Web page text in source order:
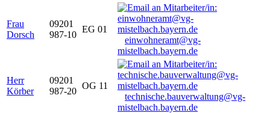
Frau
Dorsch
09201
987-10
EG 01
einwohneramt@vg-
mistelbach.bayern.de
Herr
Körber
09201
987-20
OG 11
technische.bauverwaltung@vg-
mistelbach.bayern.de